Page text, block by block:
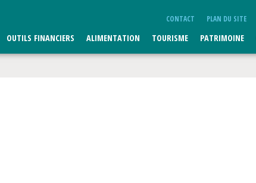
OUTILS FINANCIERS ALIMENTATION TOURISME PATRIMOINE
CONTACT PLAN DU SITE